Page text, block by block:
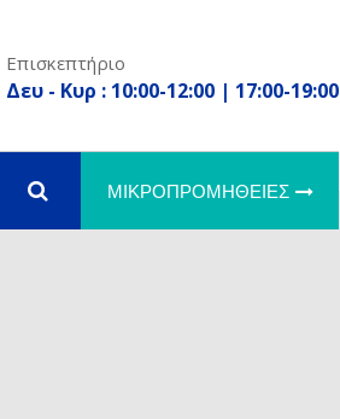
Επισκεπτήριο
Δευ - Κυρ : 10:00-12:00 | 17:00-19:00
ΜΙΚΡΟΠΡΟΜΉΘΕΙΕΣ